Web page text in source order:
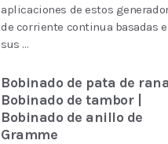
aplicaciones de estos
de corriente continua basadas
sus …
Bobinado de pata de rana
Bobinado de tambor |
Bobinado de anillo de
Gramme